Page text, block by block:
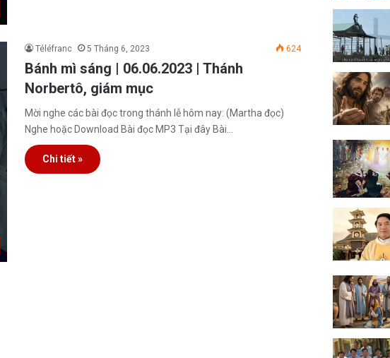
Téléfranc 5 Tháng 6, 2023 624
Bánh mì sáng | 06.06.2023 | Thánh
Norbertô, giám mục
Mời nghe các bài đọc trong thánh lễ hôm nay: (Martha đọc)
Nghe hoặc Download Bài đọc MP3 Tại đây Bài…
Chi tiết »